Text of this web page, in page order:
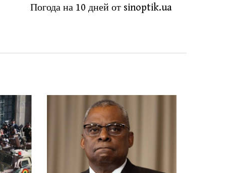
Погода на 10 дней от sinoptik.ua